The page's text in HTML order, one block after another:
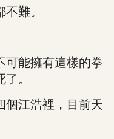
難。
能擁有這樣的拳
。
江浩裡，目前天